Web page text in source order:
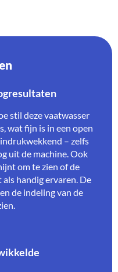
stil deze vaatwasser
wat fijn is in een open
– zelfs
uit de machine. Ook
om te zien of de
handig ervaren. De
de indeling van de